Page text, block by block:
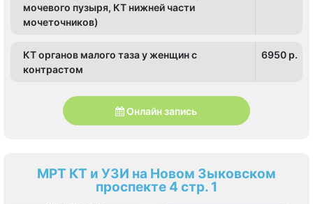
мочевого пузыря, КТ нижней части
мочеточников)
КТ органов малого таза у женщин с
контрастом
6950 p.
Онлайн запись
МРТ КТ и УЗИ на Новом Зыковском
проспекте 4 стр. 1